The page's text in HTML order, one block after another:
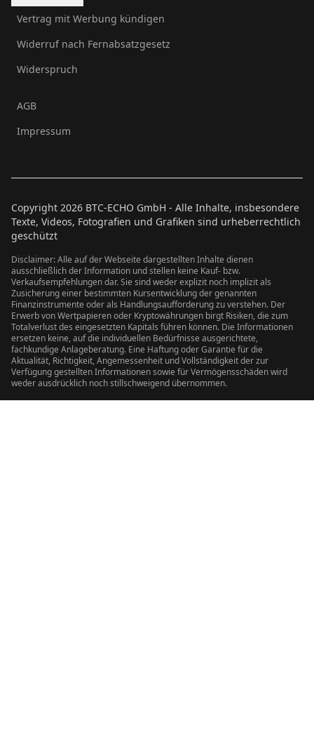
Vertrag mit Werbung kündigen
Widerruf nach Fernabsatzgesetz
Widerspruch
AGB
Impressum
Copyright 2026 BTC-ECHO GmbH - Alle Inhalte, insbesondere
Texte, Videos, Fotografien und Grafiken sind urheberrechtlich
geschützt
Disclaimer: Alle auf der Webseite dargestellten Inhalte dienen
ausschließlich der Information und stellen keine Kauf- bzw.
Verkaufsempfehlungen dar. Sie sind weder explizit noch implizit als
Zusicherung einer bestimmten Kursentwicklung der genannten
Finanzinstrumente oder als Handlungsaufforderung zu verstehen. Der
Erwerb von Wertpapieren oder Kryptowährungen birgt Risiken, die zum
Totalverlust des eingesetzten Kapitals führen können. Die Informationen
ersetzen keine, auf die individuellen Bedürfnisse ausgerichtete,
fachkundige Anlageberatung. Eine Haftung oder Garantie für die
Aktualität, Richtigkeit, Angemessenheit und Vollständigkeit der zur
Verfügung gestellten Informationen sowie für Vermögensschäden wird
weder ausdrücklich noch stillschweigend übernommen.